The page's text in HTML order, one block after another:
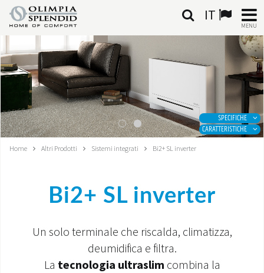
IT
MENU
ITALIANO
HOME
CLIMATIZZAZIONE
RISCALDAMENTO
SISTEMI INTEGRATI
SPECIFICHE
CARATTERISTICHE
Home Altri Prodotti Sistemi integrati Bi2+ SL inverter
Bi2+ SL inverter
Un solo terminale che riscalda, climatizza,
deumidifica e filtra.
La tecnologia ultraslim combina la